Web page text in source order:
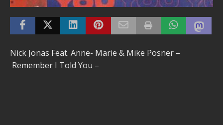
Nick Jonas Feat. Anne- Marie & Mike Posner –
Remember I Told You –